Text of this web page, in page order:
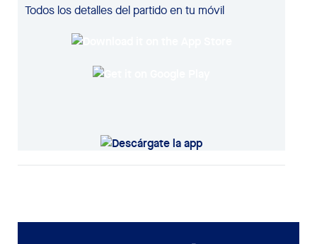
Todos los detalles del partido en tu móvil